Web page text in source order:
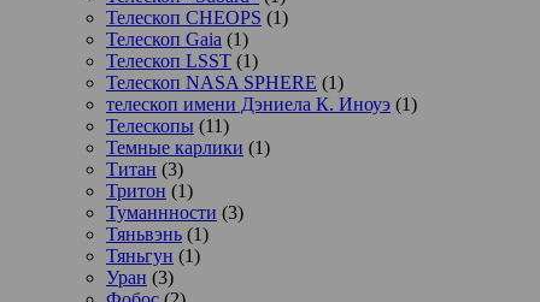
Телескоп CHEOPS (1)
Телескоп Gaia (1)
Телескоп LSST (1)
Телескоп NASA SPHERE (1)
телескоп имени Дэниела К. Иноуэ (1)
Телескопы (11)
Темные карлики (1)
Титан (3)
Тритон (1)
Туманнности (3)
Тяньвэнь (1)
Тяньгун (1)
Уран (3)